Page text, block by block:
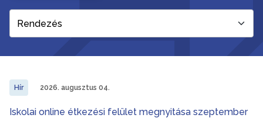
Hír 2026. augusztus 04.
Iskolai online étkezési felület megnyitása szeptember